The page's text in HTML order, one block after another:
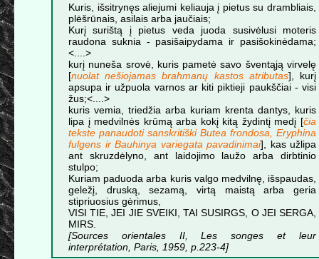
Kuris, išsitrynęs aliejumi keliauja į pietus su drambliais,
plėšrūnais, asilais arba jaučiais;
Kurį surištą į pietus veda juoda susivėlusi moteris
raudona suknia - pasišaipydama ir pasišokinėdama;
<....>
kurį nuneša srovė, kuris pametė savo šventąją virvelę
[nuolat nešiojamas brahmanų kastos atributas], kurį
apsupa ir užpuola varnos ar kiti piktieji paukščiai - visi
žus;<....>
kuris vemia, triedžia arba kuriam krenta dantys, kuris
lipa į medvilnės krūmą arba kokį kitą žydintį medį [čia
tekste panaudoti sanskritiški Butea frondosa, Eryphina
fulgens ir Bauhinya variegata pavadinimai], kas užlipa
ant skruzdėlyno, ant laidojimo laužo arba dirbtinio
stulpo;
Kuriam paduoda arba kuris valgo medvilnę, išspaudas,
geležį, druską, sezamą, virtą maistą arba geria
stipriuosius gėrimus,
VISI TIE, JEI JIE SVEIKI, TAI SUSIRGS, O JEI SERGA,
MIRS.
[Sources orientales II, Les songes et leur
interprétation, Paris, 1959, p.223-4]